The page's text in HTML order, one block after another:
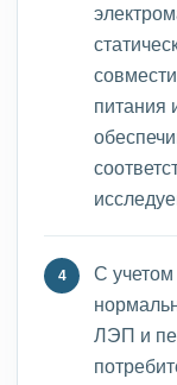
питания
С
ЛЭП и